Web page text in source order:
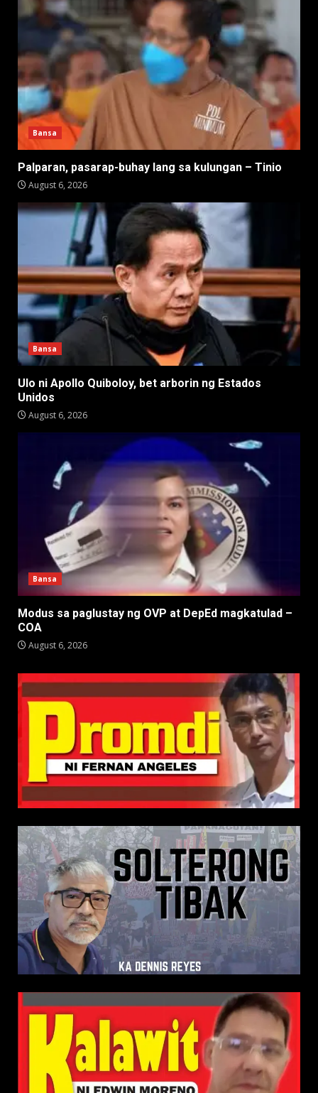
Bansa
Palparan, pasarap-buhay lang sa kulungan – Tinio
August 6, 2026
Bansa
Ulo ni Apollo Quiboloy, bet arborin ng Estados
Unidos
August 6, 2026
Bansa
Modus sa paglustay ng OVP at DepEd magkatulad –
COA
August 6, 2026